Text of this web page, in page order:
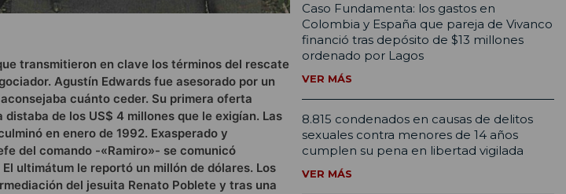
transmitieron en clave los términos del rescate
Agustín Edwards fue asesorado por un
cuánto ceder. Su primera oferta
de los US$ 4 millones que le exigían. Las
en enero de 1992. Exasperado y
del comando -«Ramiro»- se comunicó
ultimátum le reportó un millón de dólares. Los
del jesuita Renato Poblete y tras una
Caso Fundamenta: los gastos en
Colombia y España que pareja de Vivanco
financió tras depósito de $13 millones
ordenado por Lagos
VER MÁS
8.815 condenados en causas de delitos
sexuales contra menores de 14 años
cumplen su pena en libertad vigilada
VER MÁS